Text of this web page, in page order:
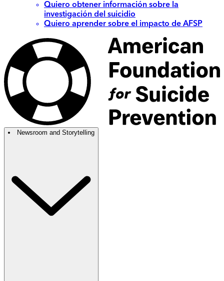
Quiero obtener información sobre la
investigación del suicidio
Quiero aprender sobre el impacto de AFSP
Newsroom and Storytelling